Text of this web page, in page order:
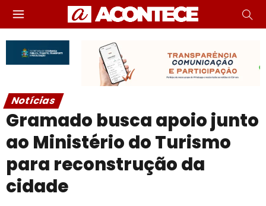
Notícias
Gramado busca apoio junto
ao Ministério do Turismo
para reconstrução da
cidade